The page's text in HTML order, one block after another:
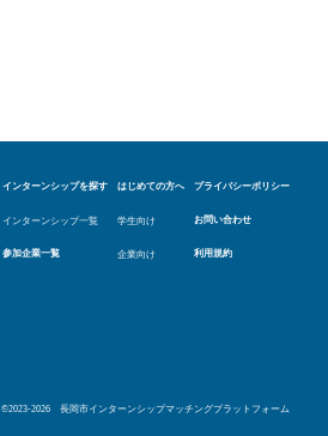
インターンシップを探す
インターンシップ一覧
参加企業一覧
はじめての方へ
学生向け
企業向け
プライバシーポリシー
お問い合わせ
利用規約
©︎2023-2026 長岡市インターンシップマッチングプラットフォーム